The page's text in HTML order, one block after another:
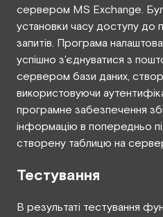
сервером MS Exchange.
установки часу доступу до
запитів. Програма
успішно з'єднуватися з
сервером бази даних,
використовуючи
програмне забезпечення
інформацію в попередньо
створену таблицю на
Тестування
В результаті тестування